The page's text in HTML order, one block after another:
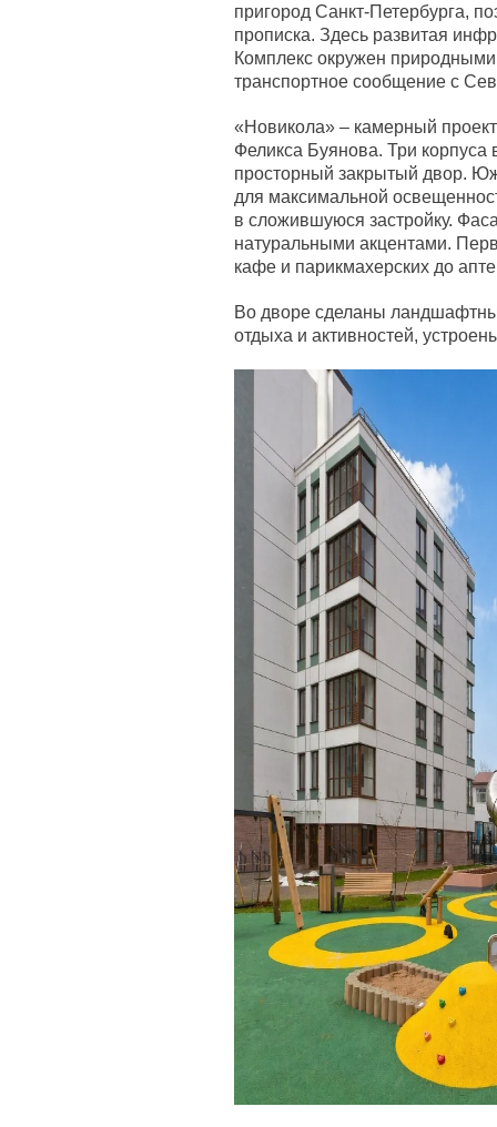
пригород Санкт-Петербурга,
прописка. Здесь развитая
Комплекс окружен
транспортное сообщение с
«Новикола» – камерный
Феликса Буянова. Три
просторный закрытый двор.
для максимальной
в сложившуюся застройку.
натуральными акцентами.
кафе и парикмахерских до
Во дворе сделаны
отдыха и активностей,